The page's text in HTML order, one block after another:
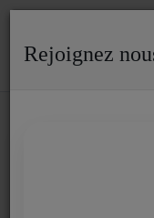
ACTUALITÉS DE
Rejoignez